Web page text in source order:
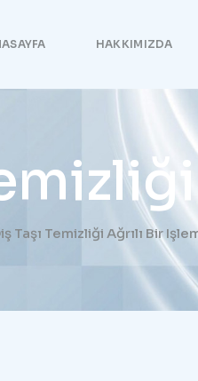
HAKKIMIZDA
Taşı Temizliği Ağrılı Bir